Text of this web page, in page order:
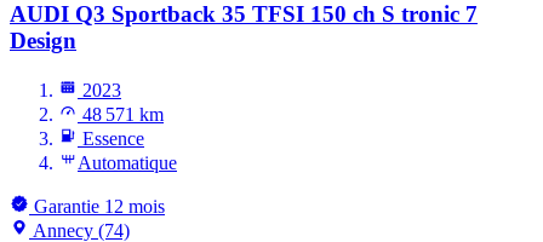
AUDI Q3 Sportback 35 TFSI 150 ch S tronic 7
Design
2023
48 571 km
Essence
Automatique
Garantie 12 mois
Annecy (74)